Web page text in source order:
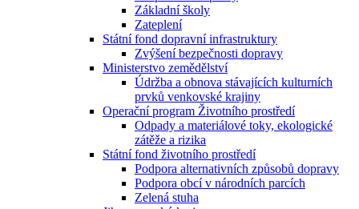
Základní školy
Zateplení
Státní fond dopravní infrastruktury
Zvýšení bezpečnosti dopravy
Ministerstvo zemědělství
Údržba a obnova stávajících kulturních
prvků venkovské krajiny
Operační program Životního prostředí
Odpady a materiálové toky, ekologické
zátěže a rizika
Státní fond životního prostředí
Podpora alternativních způsobů dopravy
Podpora obcí v národních parcích
Zelená stuha